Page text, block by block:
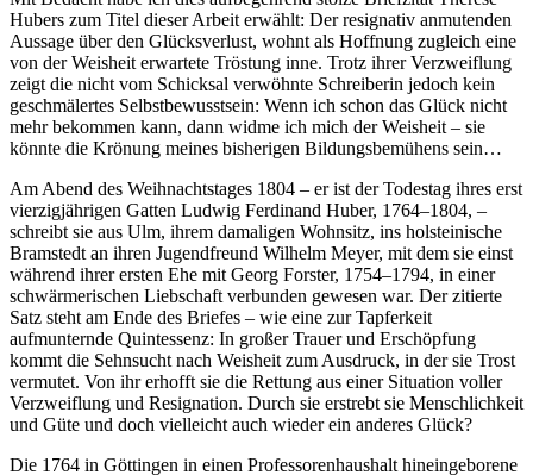
Mit Bedacht habe ich dies aufbegehrend stolze Briefzitat Therese
Hubers zum Titel dieser Arbeit erwählt: Der resignativ anmutenden
Aussage über den Glücksverlust, wohnt als Hoffnung zugleich eine
von der Weisheit erwartete Tröstung inne. Trotz ihrer Verzweiflung
zeigt die nicht vom Schicksal verwöhnte Schreiberin jedoch kein
geschmälertes Selbstbewusstsein: Wenn ich schon das Glück nicht
mehr bekommen kann, dann widme ich mich der Weisheit – sie
Am Abend des Weihnachtstages 1804 – er ist der Todestag ihres erst
vierzigjährigen Gatten Ludwig Ferdinand Huber, 1764–1804, –
schreibt sie aus Ulm, ihrem damaligen Wohnsitz, ins holsteinische
Bramstedt an ihren Jugendfreund Wilhelm Meyer, mit dem sie einst
während ihrer ersten Ehe mit Georg Forster, 1754–1794, in einer
schwärmerischen Liebschaft verbunden gewesen war. Der zitierte
Satz steht am Ende des Briefes – wie eine zur Tapferkeit
aufmunternde Quintessenz: In großer Trauer und Erschöpfung
kommt die Sehnsucht nach Weisheit zum Ausdruck, in der sie Trost
vermutet. Von ihr erhofft sie die Rettung aus einer Situation voller
Verzweiflung und Resignation. Durch sie erstrebt sie Menschlichkeit